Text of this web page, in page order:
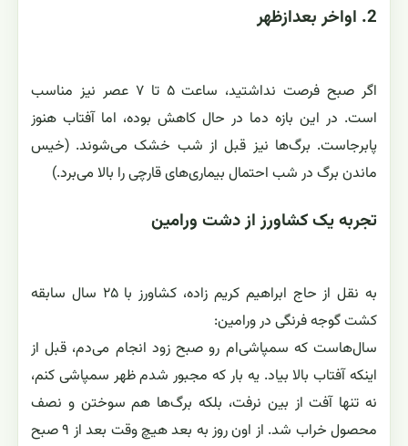
2. اواخر بعدازظهر
اگر صبح فرصت نداشتید، ساعت ۵ تا ۷ عصر نیز مناسب
است. در این بازه دما در حال کاهش بوده، اما آفتاب هنوز
پابرجاست. برگ‌ها نیز قبل از شب خشک می‌شوند. (خیس
ماندن برگ در شب احتمال بیماری‌های قارچی را بالا می‌برد.)
تجربه یک کشاورز از دشت ورامین
به نقل از حاج ابراهیم کریم زاده، کشاورز با ۲۵ سال سابقه
کشت گوجه ‌فرنگی در ورامین:
سال‌هاست که سمپاشی‌ام رو صبح زود انجام می‌دم، قبل از
اینکه آفتاب بالا بیاد. یه بار که مجبور شدم ظهر سمپاشی کنم،
نه ‌تنها آفت از بین نرفت، بلکه برگ‌ها هم سوختن و نصف
محصول خراب شد. از اون روز به بعد هیچ‌ وقت بعد از ۹ صبح